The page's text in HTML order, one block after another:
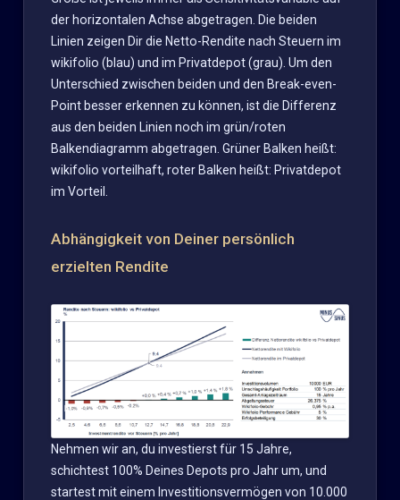
der horizontalen Achse abgetragen. Die beiden
Linien zeigen Dir die Netto-Rendite nach Steuern im
wikifolio (blau) und im Privatdepot (grau). Um den
Unterschied zwischen beiden und den Break-even-
Point besser erkennen zu können, ist die Differenz
aus den beiden Linien noch im grün/roten
Balkendiagramm abgetragen. Grüner Balken heißt:
wikifolio vorteilhaft, roter Balken heißt: Privatdepot
im Vorteil.
Abhängigkeit von Deiner persönlich
erzielten Rendite
Nehmen wir an, du investierst für 15 Jahre,
schichtest 100% Deines Depots pro Jahr um, und
startest mit einem Investitionsvermögen von 10.000